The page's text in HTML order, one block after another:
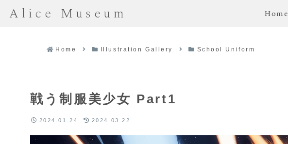
Alice Museum Home
Home Illustration Gallery School Uniform
戦う制服美少女 Part1
2024.01.24 2024.03.22